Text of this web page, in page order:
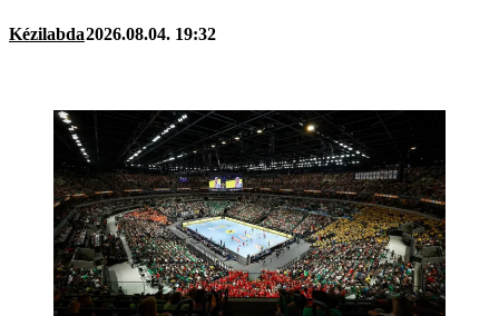
Kézilabda2026.08.04. 19:32